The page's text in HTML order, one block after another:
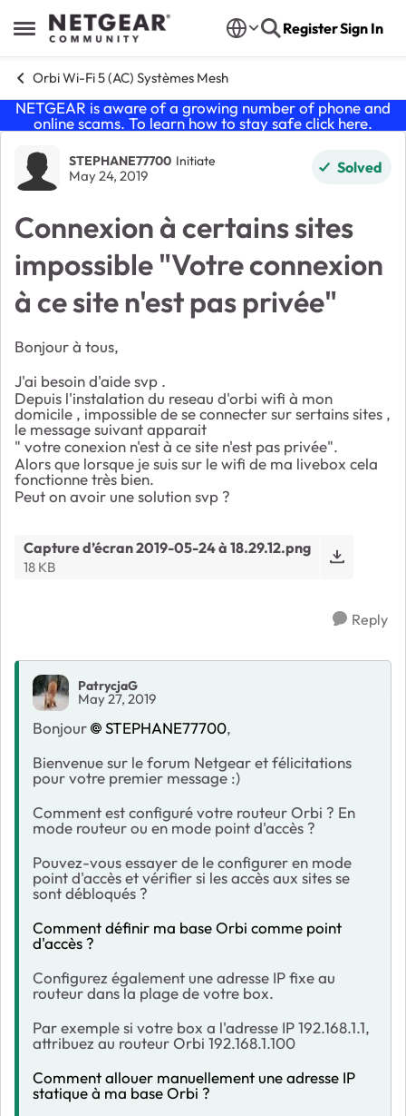
Open Side Menu
Skip to content RegisterSign In
Orbi Wi-Fi 5 (AC) Systèmes Mesh
NETGEAR is aware of a growing number of phone and
online scams. To learn how to stay safe click here.
Forum Discussion
STEPHANE77700 Initiate
May 24, 2019 Solved
Connexion à certains sites
impossible "Votre connexion
à ce site n'est pas privée"
Bonjour à tous,
J'ai besoin d'aide svp .
Depuis l'instalation du reseau d'orbi wifi à mon
domicile , impossible de se connecter sur sertains sites ,
le message suivant apparait
" votre conexion n'est à ce site n'est pas privée".
Alors que lorsque je suis sur le wifi de ma livebox cela
fonctionne très bien.
Peut on avoir une solution svp ?
Capture d’écran 2019-05-24 à 18.29.12.png
18 KB
Reply
PatrycjaG
May 27, 2019
Bonjour STEPHANE77700,
Bienvenue sur le forum Netgear et félicitations
pour votre premier message :)
Comment est configuré votre routeur Orbi ? En
mode routeur ou en mode point d'accès ?
Pouvez-vous essayer de le configurer en mode
point d'accès et vérifier si les accès aux sites se
sont débloqués ?
Comment définir ma base Orbi comme point
d'accès ?
Configurez également une adresse IP fixe au
routeur dans la plage de votre box.
Par exemple si votre box a l'adresse IP 192.168.1.1,
attribuez au routeur Orbi 192.168.1.100
Comment allouer manuellement une adresse IP
statique à ma base Orbi ?